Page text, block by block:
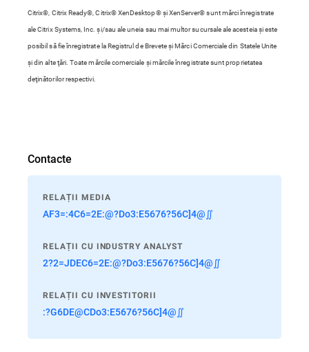
Citrix®, Citrix Ready®, Citrix® XenDesktop® şi XenServer® sunt mărci înregistrate
ale Citrix Systems, Inc. şi/sau ale uneia sau mai multor sucursale ale acesteia şi este
posibil să fie înregistrate la Registrul de Brevete şi Mărci Comerciale din Statele Unite
şi din alte ţări. Toate mărcile comerciale şi mărcile înregistrate sunt proprietatea
deţinătorilor respectivi.
Contacte
RELAȚII MEDIA
AF3=:4C6=2E:@?Do3:E5676?56C]4@∬
RELAȚII CU INDUSTRY ANALYST
2?2=JDEC6=2E:@?Do3:E5676?56C]4@∬
RELAȚII CU INVESTITORII
:?G6DE@CDo3:E5676?56C]4@∬